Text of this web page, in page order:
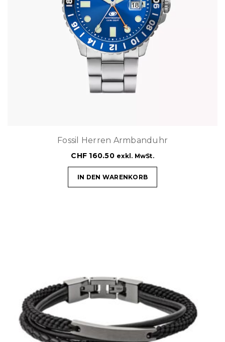
Fossil Herren Armbanduhr
CHF 160.50 exkl. MwSt.
IN DEN WARENKORB